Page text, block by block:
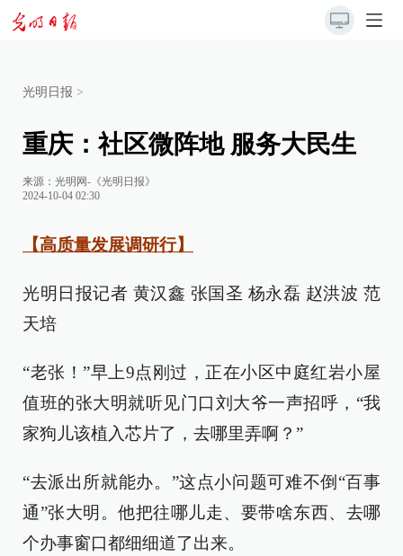
光明日报 >
重庆：社区微阵地 服务大民生
来源： 光明网-《光明日报》
2024-10-04 02:30
【高质量发展调研行】
光明日报记者 黄汉鑫 张国圣 杨永磊 赵洪波 范
天培
“老张！”早上9点刚过，正在小区中庭红岩小屋
值班的张大明就听见门口刘大爷一声招呼，“我
家狗儿该植入芯片了，去哪里弄啊？”
“去派出所就能办。”这点小问题可难不倒“百事
通”张大明。他把往哪儿走、要带啥东西、去哪
个办事窗口都细细道了出来。